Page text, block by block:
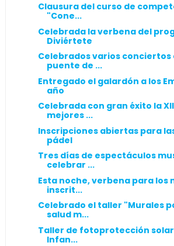
Clausura del curso de
"Cone...
Celebrada la verbena del
Diviértete
Celebrados varios
puente de ...
Entregado el galardón a los
año
Celebrada con gran éxito la
mejores ...
Inscripciones abiertas para
pádel
Tres días de espectáculos
celebrar ...
Esta noche, verbena para los
inscrit...
Celebrado el taller "Murales
salud m...
Taller de fotoprotección solar
Infan...